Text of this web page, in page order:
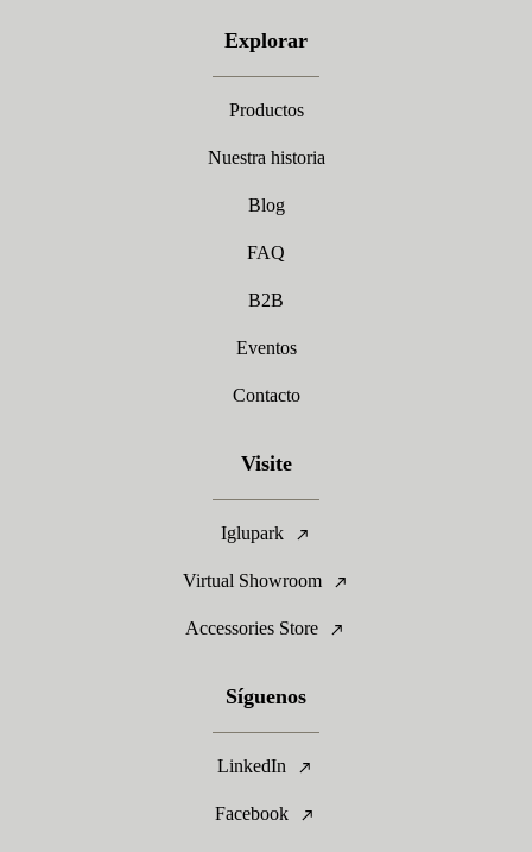
Explorar
Productos
Nuestra historia
Blog
FAQ
B2B
Eventos
Contacto
Visite
Iglupark
Virtual Showroom
Accessories Store
Síguenos
LinkedIn
Facebook